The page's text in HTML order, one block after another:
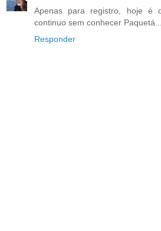
Apenas para registro, hoje é
continuo sem conhecer Paquetá...
Responder